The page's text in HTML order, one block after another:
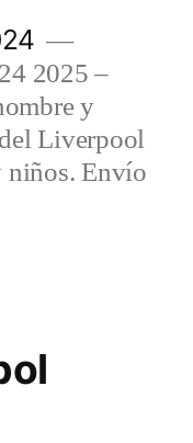
2025 –
y
Liverpool
niños. Envío